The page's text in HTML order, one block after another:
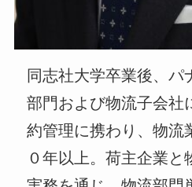
同志社大学卒業後、パ
部門および物流子会社
約管理に携わり、物流
０年以上。荷主企業と